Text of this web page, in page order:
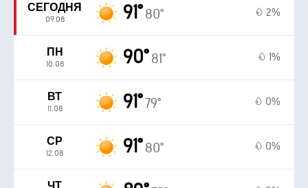
СЕГОДНЯ
09.08 91° 80° 2%
ПН
10.08 90° 81° 1%
ВТ
11.08 91°79° 0%
СР
12.08 91° 80° 0%